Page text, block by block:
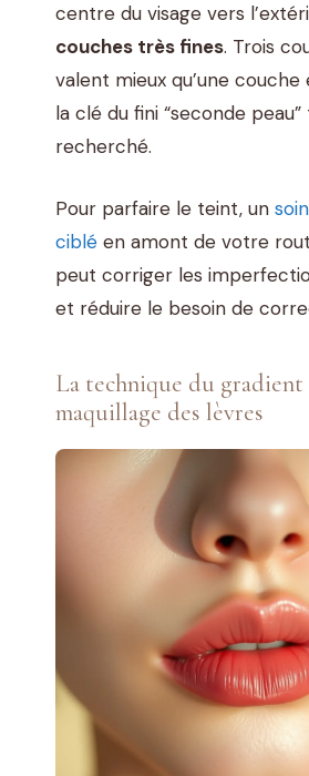
centre du visage vers
couches très fines. Trois
valent mieux qu’une couche
la clé du fini “seconde
recherché.
Pour parfaire le teint, un
ciblé en amont de votre
peut corriger les
et réduire le besoin de
La technique du
maquillage des lèvres